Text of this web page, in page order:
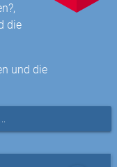
die
und die